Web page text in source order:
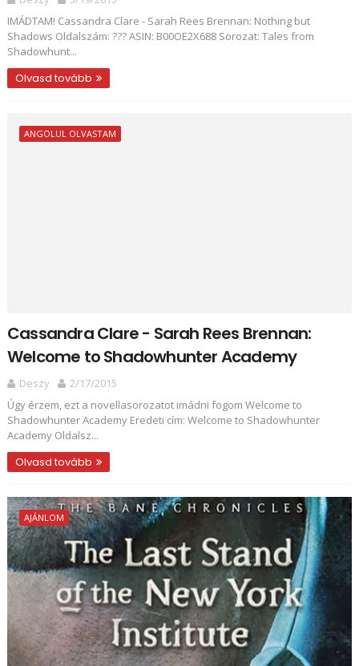
IMÁDTAM! Cassandra Clare - Sarah Rees Brennan: Nothing but
Shadows Oldalszám: ??? ASIN: B00OE2X688 Sorozat: Tales from
Shadowhunt...
Olvasd tovább
ANGOLUL OLVASTAM
Cassandra Clare - Sarah Rees Brennan:
Welcome to Shadowhunter Academy
Deszy
2/17/2015
Úgy érzem, ezt a novellasorozatot imádni fogom Welcome to
Shadowhunter Academy Eredeti cím: Welcome to Shadowhunter
Academy Oldalsz...
Olvasd tovább
AJÁNLOM